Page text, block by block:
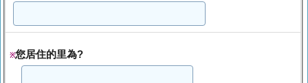
※您居住的里為?